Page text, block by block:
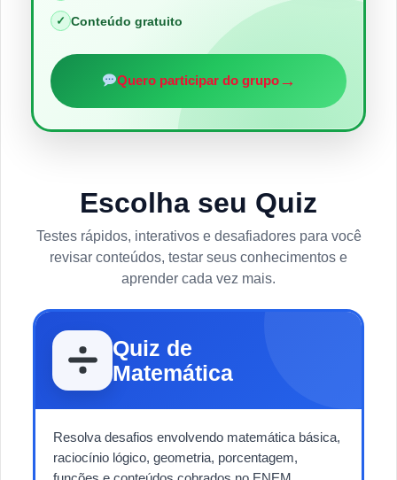
✓ Conteúdo gratuito
Quero participar do grupo→
Escolha seu Quiz
Testes rápidos, interativos e desafiadores para você
revisar conteúdos, testar seus conhecimentos e
aprender cada vez mais.
Quiz de
Matemática
Resolva desafios envolvendo matemática básica,
raciocínio lógico, geometria, porcentagem,